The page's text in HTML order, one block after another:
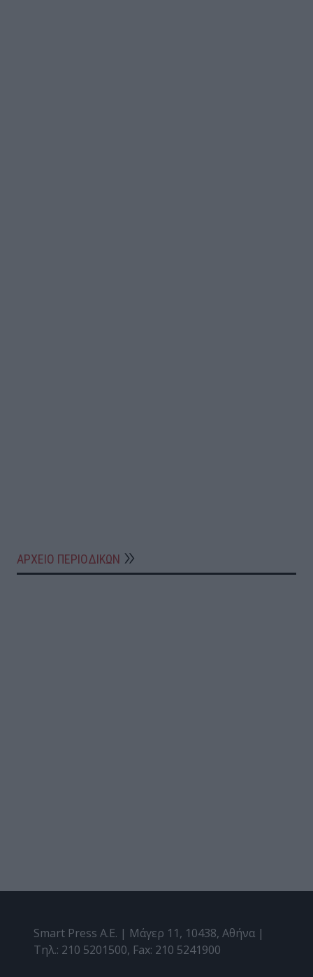
ΑΡΧΕΙΟ ΠΕΡΙΟΔΙΚΩΝ
Smart Press A.E. | Μάγερ 11, 10438, Αθήνα |
Τηλ.: 210 5201500, Fax: 210 5241900